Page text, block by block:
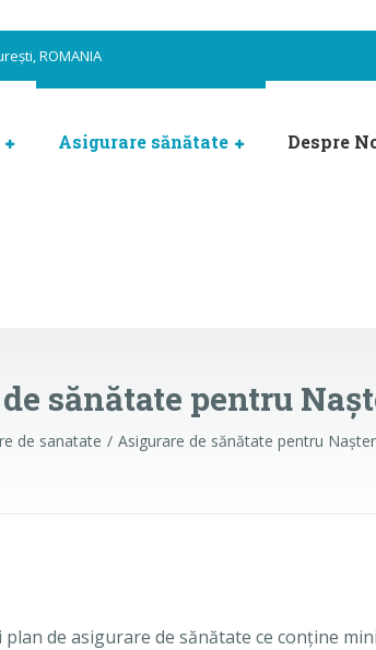
ROMANIA
Asigurare sănătate Despre
sănătate pentru
de sanatate Asigurare de sănătate pentru
de asigurare de sănătate ce conține